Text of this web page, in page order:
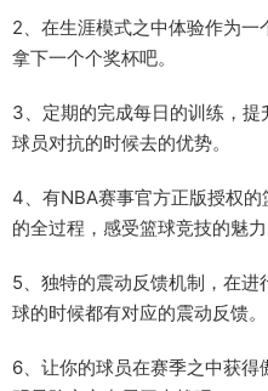
2、在生涯模式之中体验作为一
拿下一个个奖杯吧。
3、定期的完成每日的训练，
球员对抗的时候去的优势。
4、有NBA赛事官方正版授权
的全过程，感受篮球竞技的魅力
5、独特的震动反馈机制，在
球的时候都有对应的震动反馈。
6、让你的球员在赛季之中获